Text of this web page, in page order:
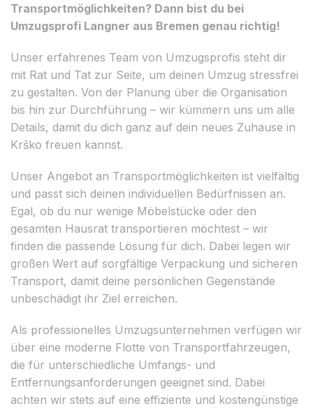
Transportmöglichkeiten? Dann bist du bei
Umzugsprofi Langner aus Bremen genau richtig!
Unser erfahrenes Team von Umzugsprofis steht dir
mit Rat und Tat zur Seite, um deinen Umzug stressfrei
zu gestalten. Von der Planung über die Organisation
bis hin zur Durchführung – wir kümmern uns um alle
Details, damit du dich ganz auf dein neues Zuhause in
Krško freuen kannst.
Unser Angebot an Transportmöglichkeiten ist vielfältig
und passt sich deinen individuellen Bedürfnissen an.
Egal, ob du nur wenige Möbelstücke oder den
gesamten Hausrat transportieren möchtest – wir
finden die passende Lösung für dich. Dabei legen wir
großen Wert auf sorgfältige Verpackung und sicheren
Transport, damit deine persönlichen Gegenstände
unbeschädigt ihr Ziel erreichen.
Als professionelles Umzugsunternehmen verfügen wir
über eine moderne Flotte von Transportfahrzeugen,
die für unterschiedliche Umfangs- und
Entfernungsanforderungen geeignet sind. Dabei
achten wir stets auf eine effiziente und kostengünstige